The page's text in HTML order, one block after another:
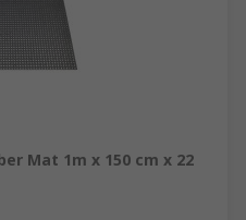
Mat 1m x 150 cm x 22